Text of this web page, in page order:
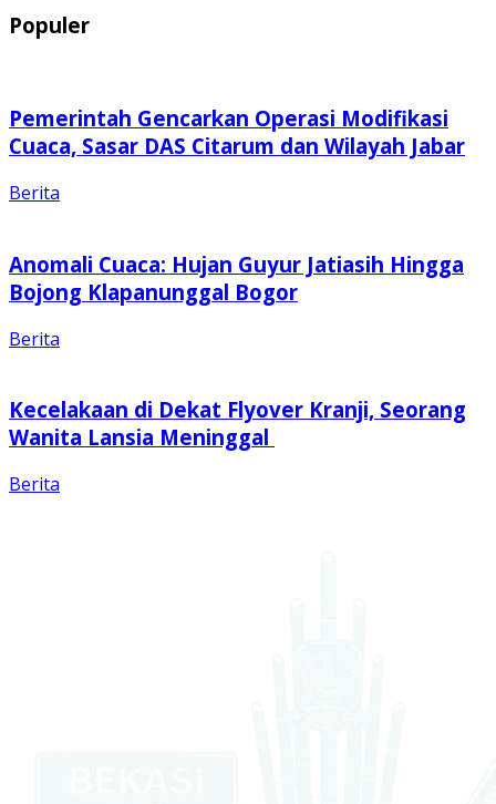
Populer
Pemerintah Gencarkan Operasi Modifikasi
Cuaca, Sasar DAS Citarum dan Wilayah Jabar
Berita
Anomali Cuaca: Hujan Guyur Jatiasih Hingga
Bojong Klapanunggal Bogor
Berita
Kecelakaan di Dekat Flyover Kranji, Seorang
Wanita Lansia Meninggal
Berita